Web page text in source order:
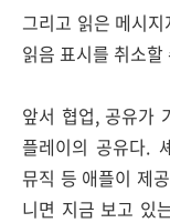
그리고 읽은 메시
읽음 표시를 취소할
앞서 협업, 공유가
플레이의 공유다.
뮤직 등 애플이 제
니면 지금 보고 있